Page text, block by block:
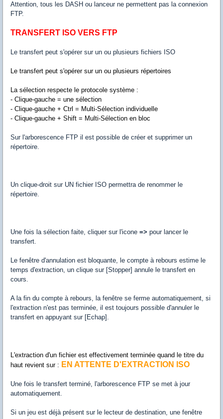
Attention, tous les DASH ou lanceur ne permettent pas la connexion
FTP.
TRANSFERT ISO VERS FTP
Le transfert peut s'opérer sur un ou plusieurs fichiers ISO
Le transfert peut s'opérer sur un ou plusieurs répertoires
La sélection respecte le protocole système :
- Clique-gauche = une sélection
- Clique-gauche + Ctrl = Multi-Sélection individuelle
- Clique-gauche + Shift = Multi-Sélection en bloc
Sur l'arborescence FTP il est possible de créer et supprimer un
répertoire.
Un clique-droit sur UN fichier ISO permettra de renommer le
répertoire.
Une fois la sélection faite, cliquer sur l'icone => pour lancer le
transfert.
Le fenêtre d'annulation est bloquante, le compte à rebours estime le
temps d'extraction, un clique sur [Stopper] annule le transfert en
cours.
A la fin du compte à rebours, la fenêtre se ferme automatiquement, si
l'extraction n'est pas terminée, il est toujours possible d'annuler le
transfert en appuyant sur [Echap].
L'extraction d'un fichier est effectivement terminée quand le titre du
haut revient sur : EN ATTENTE D'EXTRACTION ISO
Une fois le transfert terminé, l'arborescence FTP se met à jour
automatiquement.
Si un jeu est déjà présent sur le lecteur de destination, une fenêtre